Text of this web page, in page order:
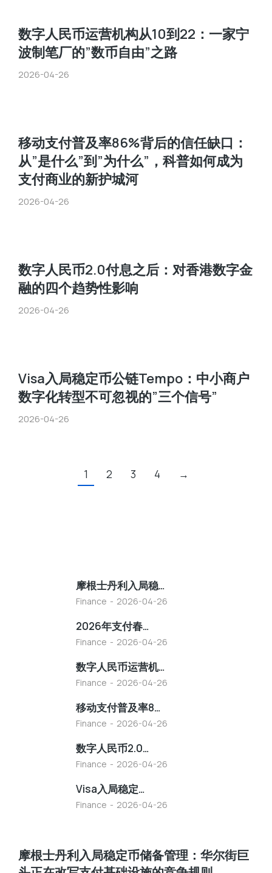
数字人民币运营机构从10到22：一家宁
波制笔厂的”数币自由”之路
2026-04-26
移动支付普及率86%背后的信任缺口：
从”是什么”到”为什么”，科普如何成为
支付商业的新护城河
2026-04-26
数字人民币2.0付息之后：对香港数字金
融的四个趋势性影响
2026-04-26
Visa入局稳定币公链Tempo：中小商户
数字化转型不可忽视的”三个信号”
2026-04-26
1 2 3 4 →
摩根士丹利入局稳…
Finance 2026-04-26
2026年支付春…
Finance 2026-04-26
数字人民币运营机…
Finance 2026-04-26
移动支付普及率8…
Finance 2026-04-26
数字人民币2.0…
Finance 2026-04-26
Visa入局稳定…
Finance 2026-04-26
摩根士丹利入局稳定币储备管理：华尔街巨